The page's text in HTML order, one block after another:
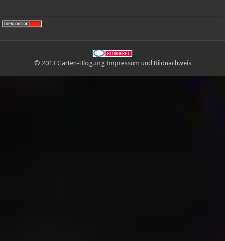
© 2013 Garten-Blog.org Impressum und Bildnachweis